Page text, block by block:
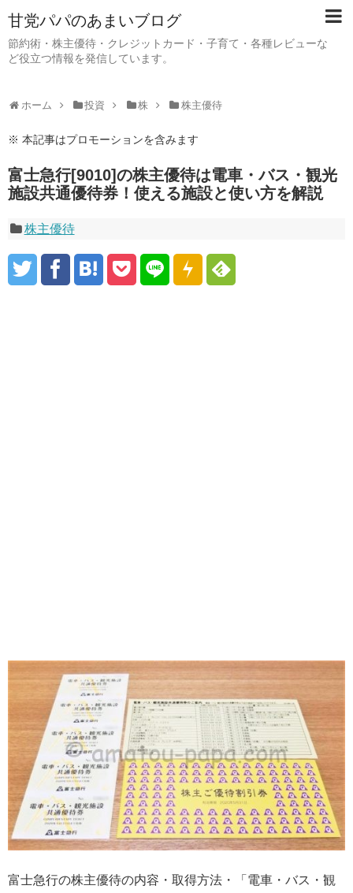
甘党パパのあまいブログ
節約術・株主優待・クレジットカード・子育て・各種レビューな
ど役立つ情報を発信しています。
ホーム 投資 株 株主優待
※ 本記事はプロモーションを含みます
富士急行[9010]の株主優待は電車・バス・観光
施設共通優待券！使える施設と使い方を解説
株主優待
富士急行の株主優待の内容・取得方法・「電車・バス・観